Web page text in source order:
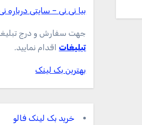
بیا نی نی – سایتی درباره
جهت سفارش و درج
تبلیغات اقدام نمایید.
بهترین بک لینک
خرید بک لینک فالو